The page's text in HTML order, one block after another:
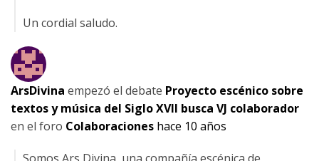
Un cordial saludo.
ArsDivina empezó el debate Proyecto escénico sobre
textos y música del Siglo XVII busca VJ colaborador
en el foro Colaboraciones hace 10 años